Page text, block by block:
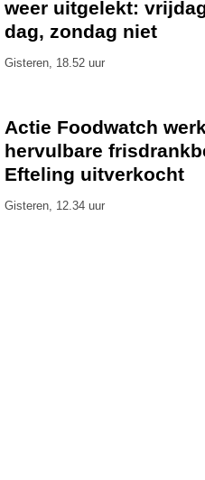
weer uitgelekt:
dag, zondag niet
Gisteren, 18.52 uur
Actie Foodwatch
hervulbare
Efteling uitverkocht
Gisteren, 12.34 uur